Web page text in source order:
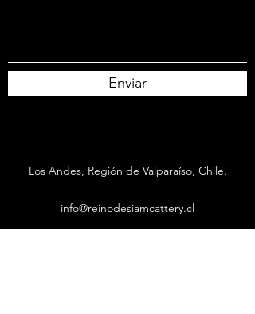
Enviar
Los Andes, Región de Valparaíso, Chile.
info@reinodesiamcattery.cl